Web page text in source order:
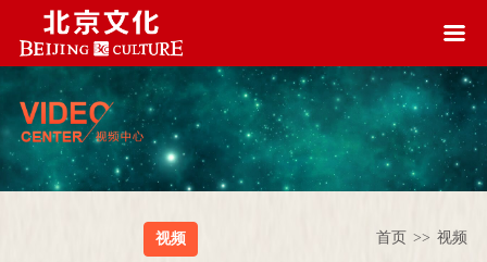
视频 首页 >> 视频